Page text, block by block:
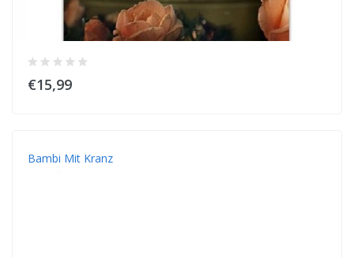
€15,99
Bambi Mit Kranz